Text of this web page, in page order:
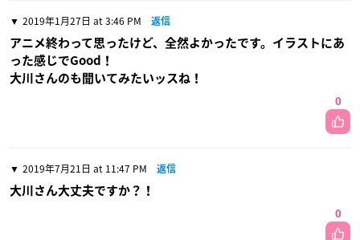
2019年1月27日 at 3:46 PM 返信
アニメ終わって思ったけど、全然よかったです。イラストにあ
った感じでGood！
大川さんのも聞いてみたいッスね！
0
2019年7月21日 at 11:47 PM 返信
大川さん大丈夫ですか？！
0